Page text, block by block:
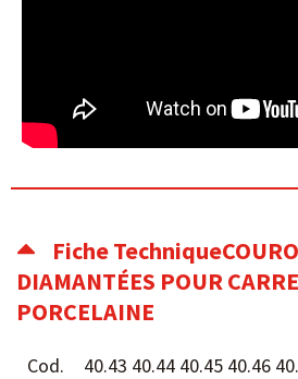
Fiche
DIAMANTÉES POUR
PORCELAINE
Cod.
40.43 40.44 40.45 40.46